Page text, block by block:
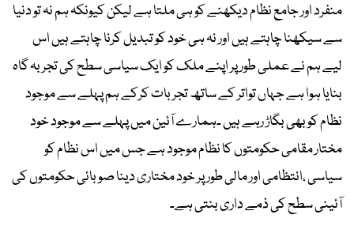
منفرد اور جامع نظام دیکھنے کو ہی ملتا ہے لیکن کیونکہ ہم نہ تو دنیا
سے سیکھنا چاہتے ہیں اور نہ ہی خود کو تبدیل کرنا چاہتے ہیں اس
لیے ہم نے عملی طور پر اپنے ملک کو ایک سیاسی سطح کی تجربہ گاہ
بنایا ہوا ہے جہاں تواتر کے ساتھ تجربات کرکے ہم پہلے سے موجود
نظام کو بھی بگاڑ رہے ہیں ۔ہمارے آئین میں پہلے سے موجود خود
مختار مقامی حکومتوں کا نظام موجود ہے جس میں اس نظام کو
سیاسی ،انتظامی اور مالی طور پر خود مختاری دینا صوبائی حکومتوں کی
آئینی سطح کی ذمے داری بنتی ہے۔